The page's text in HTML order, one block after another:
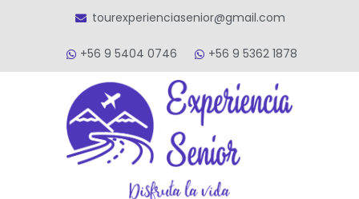
tourexperienciasenior@gmail.com
+56 9 5404 0746 +56 9 5362 1878